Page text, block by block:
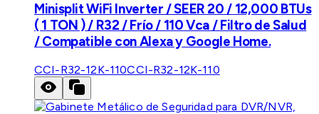
Minisplit WiFi Inverter / SEER 20 / 12,000 BTUs
( 1 TON ) / R32 / Frío / 110 Vca / Filtro de Salud
/ Compatible con Alexa y Google Home.
CCI-R32-12K-110CCI-R32-12K-110